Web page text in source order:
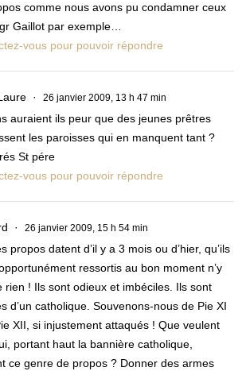
comme nous avons pu condamner ceux
Gaillot par exemple…
vous pour pouvoir répondre
26 janvier 2009, 13 h 47 min
auraient ils peur que des jeunes prêtres
les paroisses qui en manquent tant ?
St pére
vous pour pouvoir répondre
26 janvier 2009, 15 h 54 min
propos datent d’il y a 3 mois ou d’hier, qu’ils
ressortis au bon moment n’y
rien ! Ils sont odieux et imbéciles. Ils sont
d’un catholique. Souvenons-nous de Pie XI
XII, si injustement attaqués ! Que veulent
portant haut la bannière catholique,
ce genre de propos ? Donner des armes